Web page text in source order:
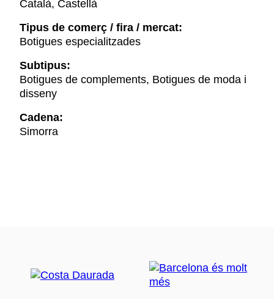
Català, Castellà
Tipus de comerç / fira / mercat:
Botigues especialitzades
Subtipus:
Botigues de complements, Botigues de moda i
disseny
Cadena:
Simorra